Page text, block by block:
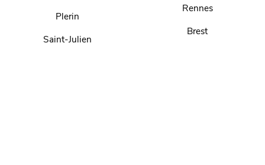
Plerin
Saint-Julien
Rennes
Brest